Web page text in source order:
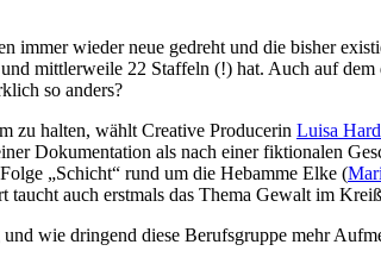
wieder neue gedreht und die bisher
mittlerweile 22 Staffeln (!) hat. Auch auf
so anders?
zu halten, wählt Creative Producerin Luisa
Dokumentation als nach einer fiktionalen
„Schicht“ rund um die Hebamme Elke (
auch erstmals das Thema Gewalt im
wie dringend diese Berufsgruppe mehr